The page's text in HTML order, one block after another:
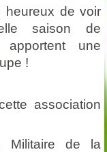
heureux de voir
saison de
apportent une
!
association
Militaire de la